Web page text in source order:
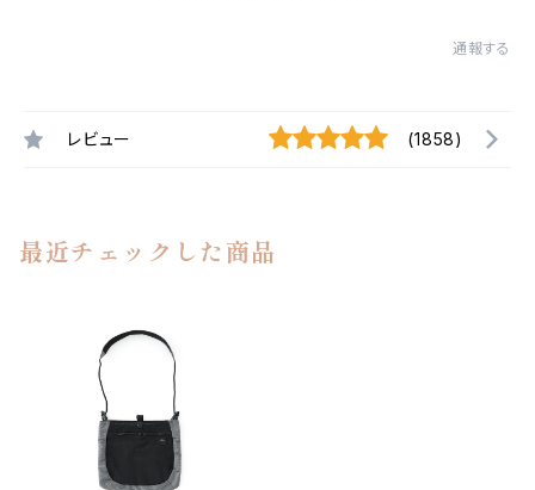
通報する
レビュー (1858)
最近チェックした商品